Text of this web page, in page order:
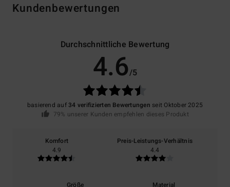
Kundenbewertungen
Durchschnittliche Bewertung
4.6/5
basierend auf 34 verifizierten Bewertungen seit Oktober 2025
79% unserer Kunden empfehlen dieses Produkt
Komfort
4.9
Preis-Leistungs-Verhältnis
4.4
Größe
Material